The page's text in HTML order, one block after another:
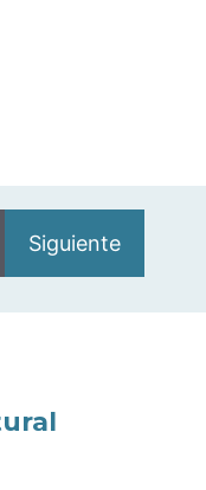
Siguiente